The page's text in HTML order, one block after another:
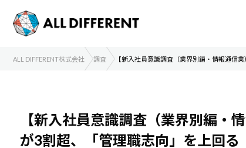
ALL DIFFERENT株式会社 調査 【新入社員意識調査（業界別編・情報通信
【新入社員意識調査（業界別編・
が3割超、「管理職志向」を上回る